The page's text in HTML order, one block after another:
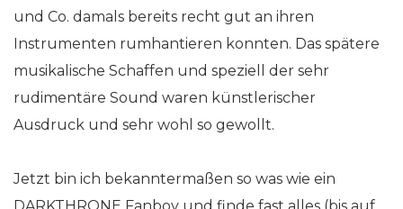
und Co. damals bereits recht gut an ihren
Instrumenten rumhantieren konnten. Das spätere
musikalische Schaffen und speziell der sehr
rudimentäre Sound waren künstlerischer
Ausdruck und sehr wohl so gewollt.
Jetzt bin ich bekanntermaßen so was wie ein